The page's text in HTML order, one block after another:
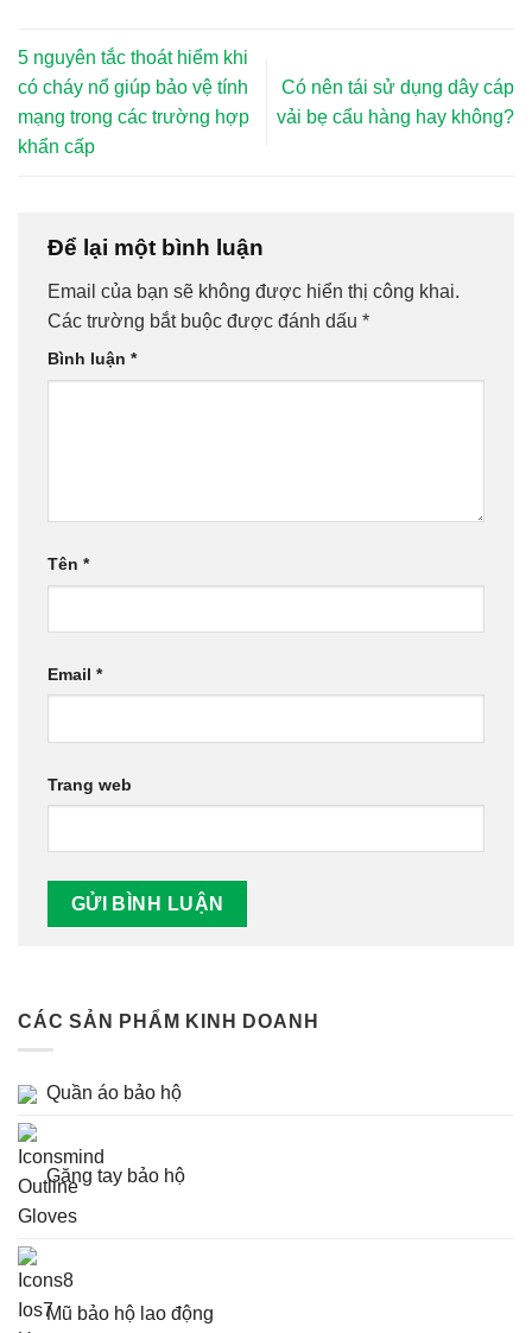
5 nguyên tắc thoát hiểm khi
có cháy nổ giúp bảo vệ tính
mạng trong các trường hợp
khẩn cấp
Có nên tái sử dụng dây cáp
vải bẹ cẩu hàng hay không?
Để lại một bình luận
Email của bạn sẽ không được hiển thị công khai.
Các trường bắt buộc được đánh dấu *
Bình luận *
Tên *
Email *
Trang web
CÁC SẢN PHẨM KINH DOANH
Quần áo bảo hộ
Găng tay bảo hộ
Mũ bảo hộ lao động